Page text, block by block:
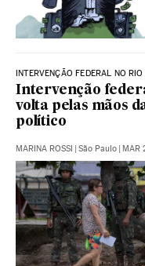
INTERVENÇÃO FEDERAL NO
Intervenção
volta pelas mãos
político
MARINA ROSSI | São Paulo | MAR